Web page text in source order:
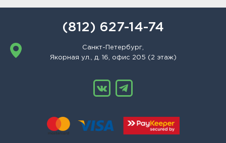
(812) 627-14-74
Санкт-Петербург,
Якорная ул., д. 16, офис 205 (2 этаж)